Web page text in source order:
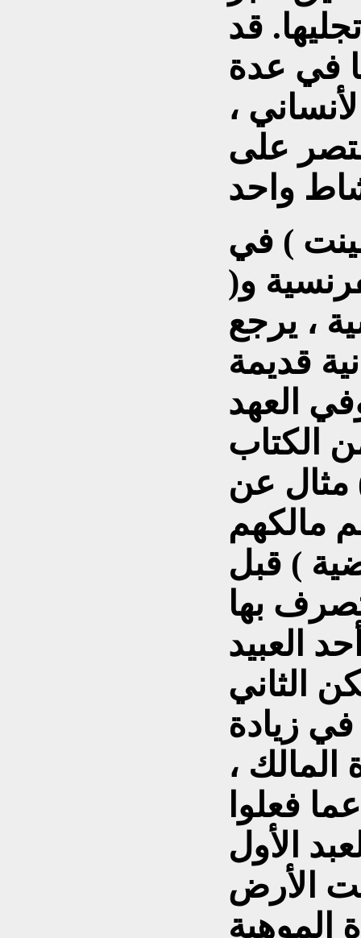
قد
في عدة
،
على
) في
و(
، يرجع
قديمة
. وفي العهد
الكتاب
مثال عن
مالكهم
) قبل
بها
العبيد
الثاني
زيادة
،
فعلوا
الأول
الأرض
الموهبة